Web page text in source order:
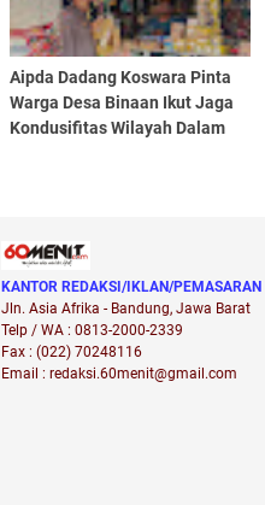
Aipda Dadang Koswara Pinta
Warga Desa Binaan Ikut Jaga
Kondusifitas Wilayah Dalam
KANTOR REDAKSI/IKLAN/PEMASARAN
Jln. Asia Afrika - Bandung, Jawa Barat
Telp / WA : 0813-2000-2339
Fax : (022) 70248116
Email : redaksi.60menit@gmail.com